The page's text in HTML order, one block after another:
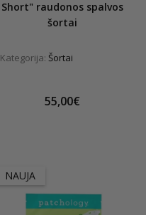
Short" raudonos spalvos
šortai
Kategorija: Šortai
55,00€
NAUJA